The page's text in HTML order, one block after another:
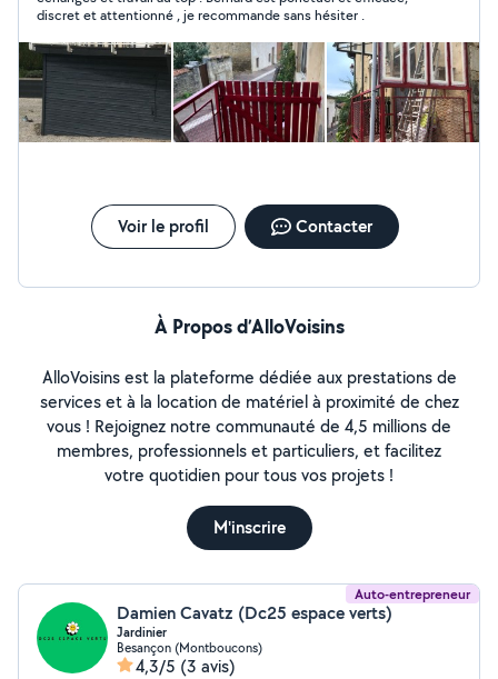
discret et attentionné , je recommande sans hésiter .
Voir le profil Contacter
À Propos d’AlloVoisins
AlloVoisins est la plateforme dédiée aux prestations de
services et à la location de matériel à proximité de chez
vous ! Rejoignez notre communauté de 4,5 millions de
membres, professionnels et particuliers, et facilitez
votre quotidien pour tous vos projets !
M'inscrire
Auto-entrepreneur
Damien Cavatz (Dc25 espace verts)
Jardinier
Besançon (Montboucons)
4,3/5 (3 avis)